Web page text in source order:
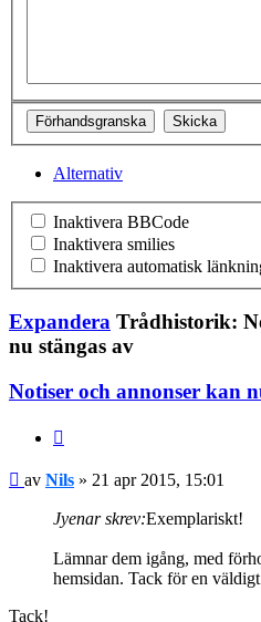
Alternativ
Inaktivera BBCode
Inaktivera smilies
Inaktivera automatisk
Expandera Trådhistorik:
nu stängas av
Notiser och annonser kan
av Nils » 21 apr 2015, 15:01
Jyenar skrev:Exemplariskt!
Lämnar dem igång, med
hemsidan. Tack för en
Tack!